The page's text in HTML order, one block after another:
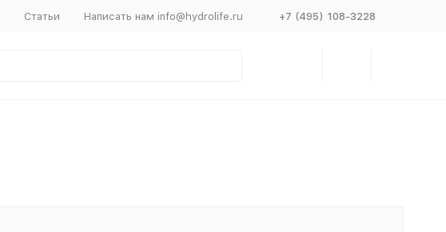
Статьи Написать нам info@hydrolife.ru +7 (495) 108-3228